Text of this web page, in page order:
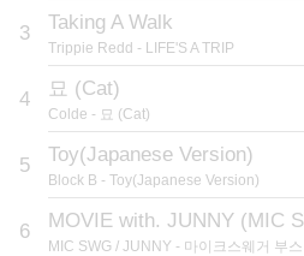
3 Taking A Walk
Trippie Redd - LIFE'S A TRIP
4 묘 (Cat)
Colde - 묘 (Cat)
5 Toy(Japanese Version)
Block B - Toy(Japanese Version)
6 MOVIE with. JUNNY (MIC
MIC SWG / JUNNY - 마이크스웨거 부스